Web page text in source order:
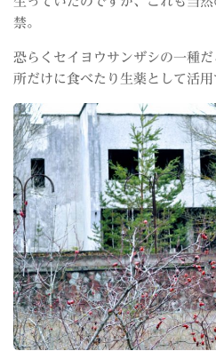
禁。
恐らくセイヨウサンザシの一種
所だけに食べたり生薬として活用